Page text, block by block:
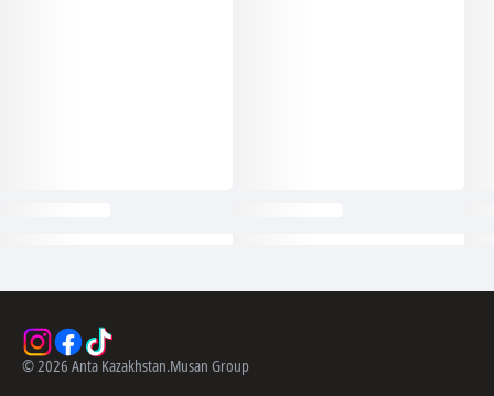
©2026 Anta Kazakhstan.Musan Group